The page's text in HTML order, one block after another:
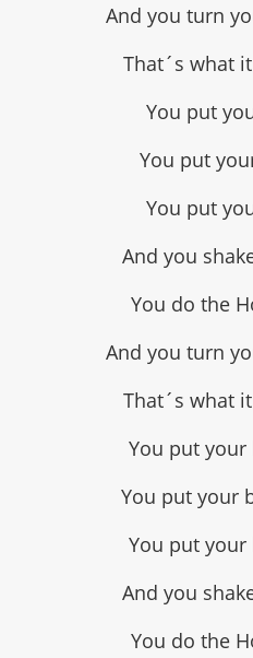
And you turn
That´s what
You put
You put
You put
And you
You do the
And you turn
That´s what
You put your
You put your
You put your
And you
You do the